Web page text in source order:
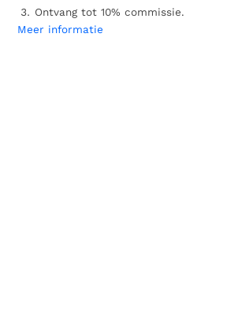
Ontvang tot 10% commissie.
Meer informatie